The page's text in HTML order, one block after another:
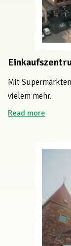
Mit
vielem mehr.
Read more